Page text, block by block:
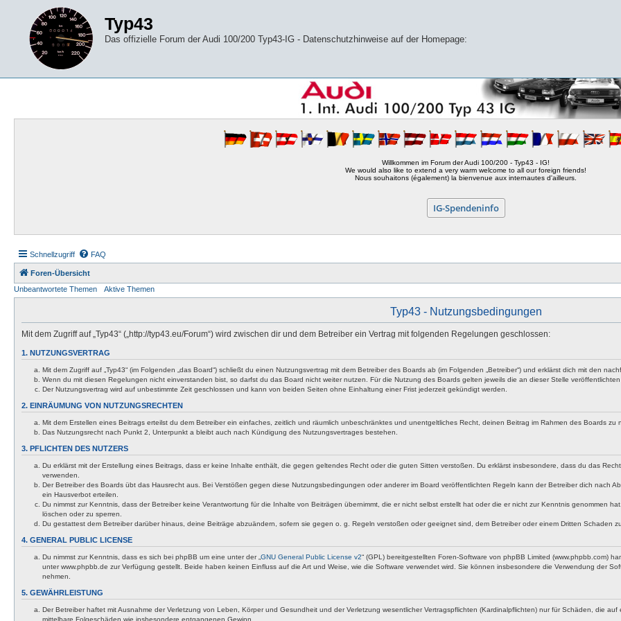
Typ43
Das offizielle Forum der Audi 100/200 Typ43-IG - Datenschutzhinweise auf der Homepage:
Willkommen im Forum der Audi 100/200 - Typ43 - IG!
We would also like to extend a very warm welcome to all our foreign friends!
Nous souhaitons (également) la bienvenue aux internautes d'ailleurs.
IG-Spendeninfo
Schnellzugriff FAQ
Foren-Übersicht
Unbeantwortete Themen
Aktive Themen
Typ43 - Nutzungsbedingungen
Mit dem Zugriff auf „Typ43“ („http://typ43.eu/Forum“) wird zwischen dir und dem Betreiber ein Vertrag mit folgenden Regelungen geschlossen:
1. NUTZUNGSVERTRAG
Mit dem Zugriff auf „Typ43“ (im Folgenden „das Board“) schließt du einen Nutzungsvertrag mit dem Betreiber des Boards ab (im Folgenden „Betreiber“) und erklärst dich mit den
Wenn du mit diesen Regelungen nicht einverstanden bist, so darfst du das Board nicht weiter nutzen. Für die Nutzung des Boards gelten jeweils die an dieser Stelle veröffentlichten
Der Nutzungsvertrag wird auf unbestimmte Zeit geschlossen und kann von beiden Seiten ohne Einhaltung einer Frist jederzeit gekündigt werden.
2. EINRÄUMUNG VON NUTZUNGSRECHTEN
Mit dem Erstellen eines Beitrags erteilst du dem Betreiber ein einfaches, zeitlich und räumlich unbeschränktes und unentgeltliches Recht, deinen Beitrag im Rahmen des Boards zu
Das Nutzungsrecht nach Punkt 2, Unterpunkt a bleibt auch nach Kündigung des Nutzungsvertrages bestehen.
3. PFLICHTEN DES NUTZERS
Du erklärst mit der Erstellung eines Beitrags, dass er keine Inhalte enthält, die gegen geltendes Recht oder die guten Sitten verstoßen. Du erklärst insbesondere, dass du das
verwenden.
Der Betreiber des Boards übt das Hausrecht aus. Bei Verstößen gegen diese Nutzungsbedingungen oder anderer im Board veröffentlichten Regeln kann der Betreiber dich nach
ein Hausverbot erteilen.
Du nimmst zur Kenntnis, dass der Betreiber keine Verantwortung für die Inhalte von Beiträgen übernimmt, die er nicht selbst erstellt hat oder die er nicht zur Kenntnis genommen
löschen oder zu sperren.
Du gestattest dem Betreiber darüber hinaus, deine Beiträge abzuändern, sofern sie gegen o. g. Regeln verstoßen oder geeignet sind, dem Betreiber oder einem Dritten Schaden
4. GENERAL PUBLIC LICENSE
Du nimmst zur Kenntnis, dass es sich bei phpBB um eine unter der „ GNU General Public License v2“ (GPL) bereitgestellten Foren-Software von phpBB Limited (www.phpbb.com)
unter www.phpbb.de zur Verfügung gestellt. Beide haben keinen Einfluss auf die Art und Weise, wie die Software verwendet wird. Sie können insbesondere die Verwendung der
nehmen.
5. GEWÄHRLEISTUNG
Der Betreiber haftet mit Ausnahme der Verletzung von Leben, Körper und Gesundheit und der Verletzung wesentlicher Vertragspflichten (Kardinalpflichten) nur für Schäden, die
mittelbare Folgeschäden wie insbesondere entgangenen Gewinn.